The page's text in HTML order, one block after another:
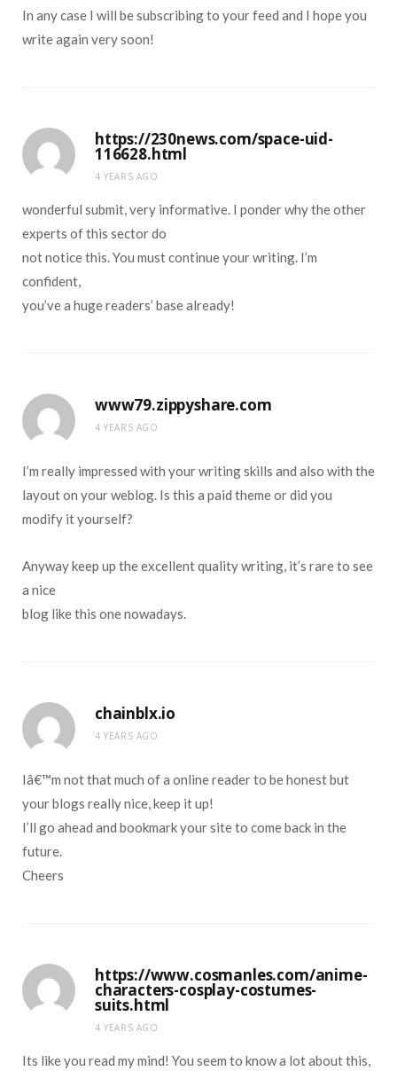
In any case I will be subscribing to your feed and I hope you
write again very soon!
https://230news.com/space-uid-
116628.html
4 YEARS AGO
wonderful submit, very informative. I ponder why the other
experts of this sector do
not notice this. You must continue your writing. I’m
confident,
you’ve a huge readers’ base already!
www79.zippyshare.com
4 YEARS AGO
I’m really impressed with your writing skills and also with the
layout on your weblog. Is this a paid theme or did you
modify it yourself?
Anyway keep up the excellent quality writing, it’s rare to see
a nice
blog like this one nowadays.
chainblx.io
4 YEARS AGO
Iâ€™m not that much of a online reader to be honest but
your blogs really nice, keep it up!
I’ll go ahead and bookmark your site to come back in the
future.
Cheers
https://www.cosmanles.com/anime-
characters-cosplay-costumes-
suits.html
4 YEARS AGO
Its like you read my mind! You seem to know a lot about this,